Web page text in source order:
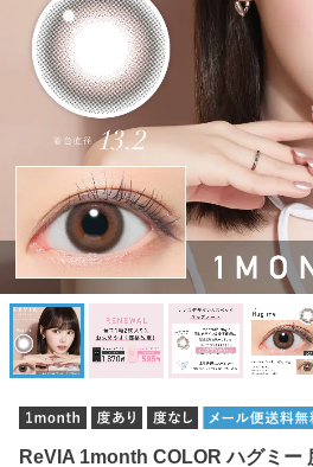
ReVIA 1month COLOR ハグミー